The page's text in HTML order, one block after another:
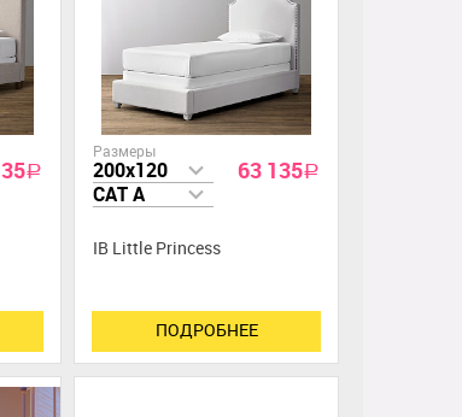
a
Размеры
200x120
CAT A
63 135a
IB Little Princess
ПОДРОБНЕЕ